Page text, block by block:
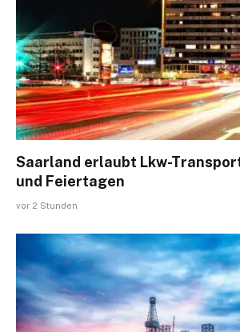
Saarland erlaubt Lkw-
und Feiertagen
vor 2 Stunden